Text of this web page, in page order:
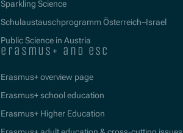
Sparkling Science
Schulaustauschprogramm Österreich–Israel
Public Science in Austria
erasmus+ and esc
Erasmus+ overview page
Erasmus+ school education
Erasmus+ Higher Education